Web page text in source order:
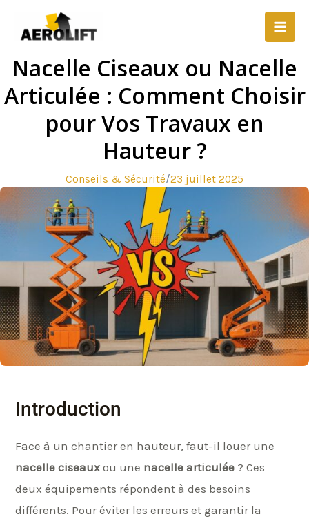
contenu
Main
Nacelle Ciseaux ou Nacelle
Articulée : Comment Choisir
pour Vos Travaux en
Hauteur ?
Conseils & Sécurité/23 juillet 2025
Introduction
Face à un chantier en hauteur, faut-il louer une
nacelle ciseaux ou une nacelle articulée ? Ces
deux équipements répondent à des besoins
différents. Pour éviter les erreurs et garantir la